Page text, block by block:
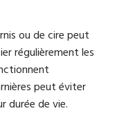
ou de cire peut
régulièrement les
peut éviter
durée de vie.